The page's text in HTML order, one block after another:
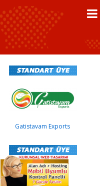
Gatistavam Exports